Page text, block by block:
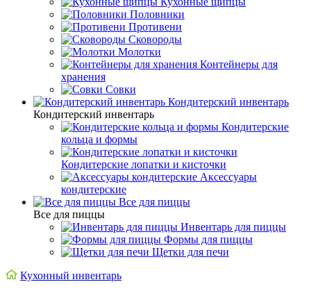
Половники
Противени
Сковороды
Молотки
Контейнеры для
хранения
Совки
Кондитерский инвентарь
Кондитерский инвентарь
Кондитерские
кольца и формы
Кондитерские лопатки и кисточки
Аксессуары
кондитерские
Все для пиццы
Все для пиццы
Инвентарь для пиццы
Формы для пиццы
Щетки для печи
Кухонный инвентарь